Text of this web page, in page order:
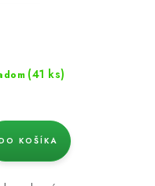
(41 ks)
KOŠÍKA